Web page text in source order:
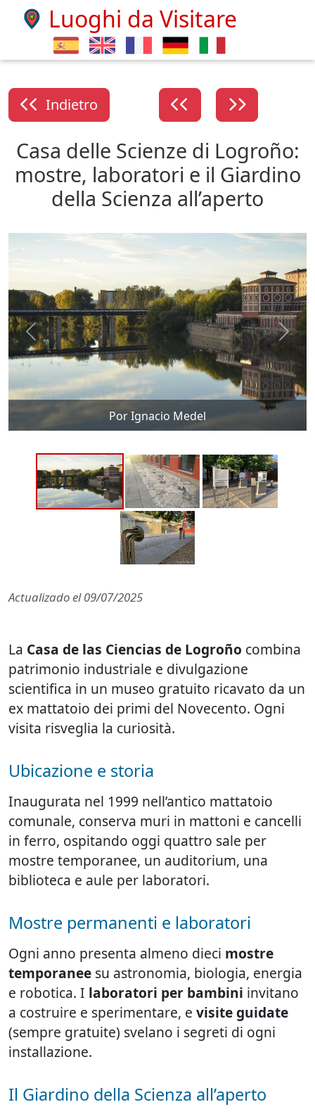
Luoghi da Visitare
Indietro
Casa delle Scienze di Logroño:
mostre, laboratori e il Giardino
della Scienza all’aperto
Por Ignacio Medel
Actualizado el09/07/2025
La Casa de las Ciencias de Logroño combina
patrimonio industriale e divulgazione
scientifica in un museo gratuito ricavato da un
ex mattatoio dei primi del Novecento. Ogni
visita risveglia la curiosità.
Ubicazione e storia
Inaugurata nel 1999 nell’antico mattatoio
comunale, conserva muri in mattoni e cancelli
in ferro, ospitando oggi quattro sale per
mostre temporanee, un auditorium, una
biblioteca e aule per laboratori.
Mostre permanenti e laboratori
Ogni anno presenta almeno dieci mostre
temporanee su astronomia, biologia, energia
e robotica. I laboratori per bambini invitano
a costruire e sperimentare, e visite guidate
(sempre gratuite) svelano i segreti di ogni
installazione.
Il Giardino della Scienza all’aperto